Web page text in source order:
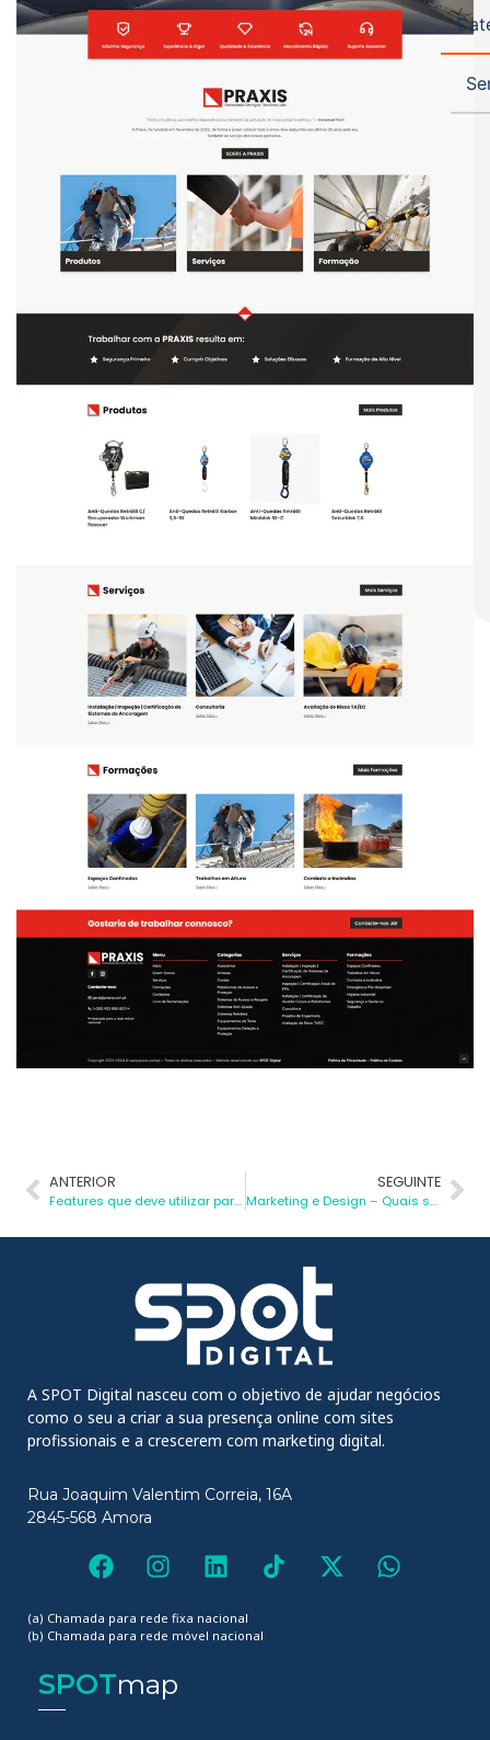
ANTERIOR
Features que deve utilizar para deixar os seus stories mais dinâmicos
SEGUINTE
Marketing e Design – Quais são as diferenças?
A SPOT Digital nasceu com o objetivo de ajudar negócios
como o seu a criar a sua presença online com sites
profissionais e a crescerem com marketing digital.
Rua Joaquim Valentim Correia, 16A
2845-568 Amora
(a) Chamada para rede fixa nacional
(b) Chamada para rede móvel nacional
SPOTmap